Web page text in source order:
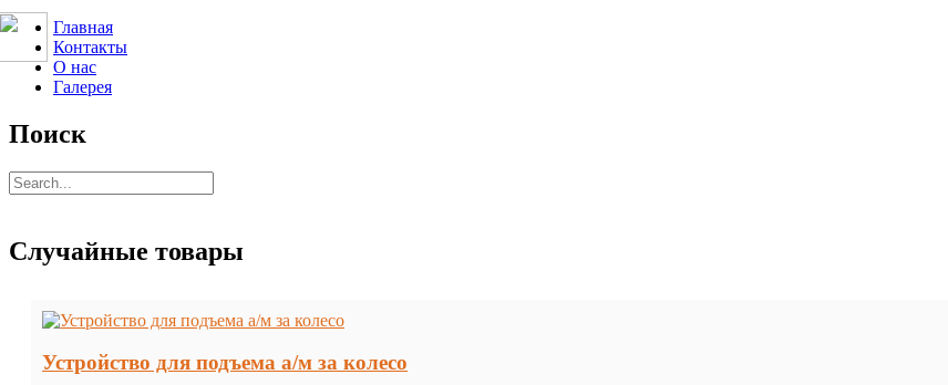
Главная
Контакты
О нас
Галерея
Поиск
Случайные товары
Устройство для подъема а/м за колесо